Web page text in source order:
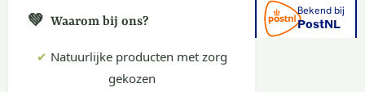
💚 Waarom bij ons?
✔ Natuurlijke producten met zorg
gekozen